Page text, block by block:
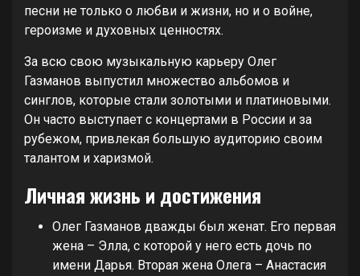
песни не только о любви и жизни, но и о войне,
героизме и духовных ценностях.
За всю свою музыкальную карьеру Олег
Газманов выпустил множество альбомов и
синглов, которые стали золотыми и платиновыми.
Он часто выступает с концертами в России и за
рубежом, привлекая большую аудиторию своим
талантом и харизмой.
Личная жизнь и достижения
Олег Газманов дважды был женат. Его первая
жена – Элла, с которой у него есть дочь по
имени Дарья. Вторая жена Олега – Анастасия